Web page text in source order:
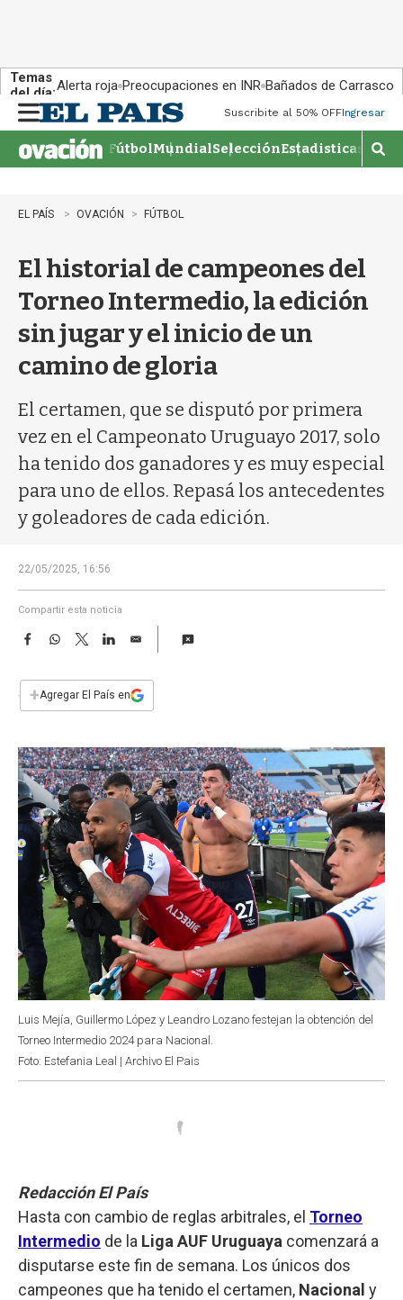
Temas
del día:Alerta roja Preocupaciones en INR Bañados de Carrasco
n
u
Suscribite al 50% OFFIngresar
FútbolMundialSelecciónEstadisticas
M
o
EL PAÍS OVACIÓN FÚTBOL
El historial de campeones del
Torneo Intermedio, la edición
sin jugar y el inicio de un
camino de gloria
El certamen, que se disputó por primera
vez en el Campeonato Uruguayo 2017, solo
ha tenido dos ganadores y es muy especial
para uno de ellos. Repasá los antecedentes
y goleadores de cada edición.
22/05/2025, 16:56
Compartir esta noticia
F
e
b
k
W
s
p
T
w
t
L
n
E
i
l
+Agregar El País en
Luis Mejía, Guillermo López y Leandro Lozano festejan la obtención del
Torneo Intermedio 2024 para Nacional.
Foto: Estefania Leal | Archivo El Pais
Redacción El País
Hasta con cambio de reglas arbitrales, el Torneo
Intermedio de la Liga AUF Uruguaya comenzará a
disputarse este fin de semana. Los únicos dos
campeones que ha tenido el certamen, Nacional y